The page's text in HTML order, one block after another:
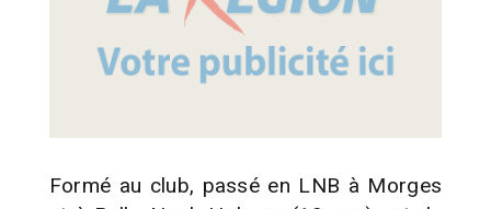
Formé au club, passé en LNB à Morges